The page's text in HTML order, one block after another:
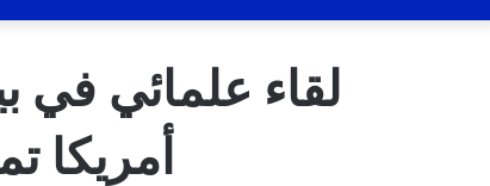
لقاء علمائي في
أمريكا